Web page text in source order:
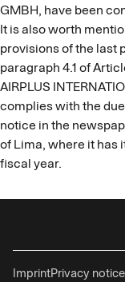
GMBH, have been
It is also worth
provisions of the last
paragraph 4.1 of
AIRPLUS
complies with the
notice in the
of Lima, where it has
fiscal year.
ImprintPrivacy notice